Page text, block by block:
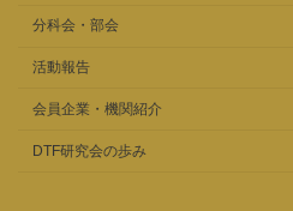
分科会・部会
活動報告
会員企業・機関紹介
DTF研究会の歩み